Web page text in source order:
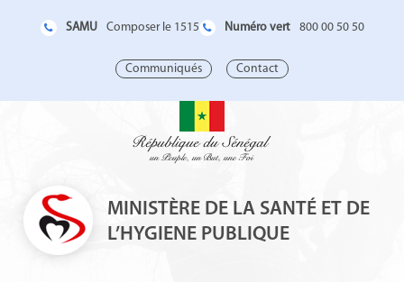
SAMU Composer le 1515 Numéro vert 800 00 50 50
Communiqués Contact
MINISTÈRE DE LA SANTÉ ET DE
L’HYGIENE PUBLIQUE